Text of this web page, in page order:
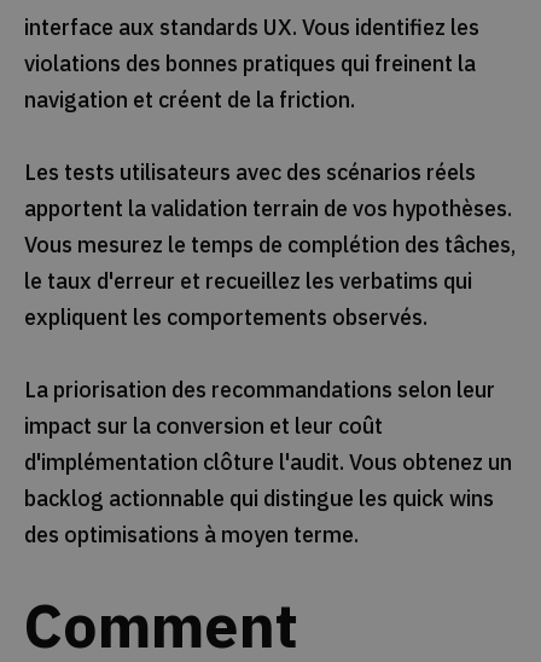
interface aux standards UX. Vous identifiez les
violations des bonnes pratiques qui freinent la
navigation et créent de la friction.
Les tests utilisateurs avec des scénarios réels
apportent la validation terrain de vos hypothèses.
Vous mesurez le temps de complétion des tâches,
le taux d'erreur et recueillez les verbatims qui
expliquent les comportements observés.
La priorisation des recommandations selon leur
impact sur la conversion et leur coût
d'implémentation clôture l'audit. Vous obtenez un
backlog actionnable qui distingue les quick wins
des optimisations à moyen terme.
Comment